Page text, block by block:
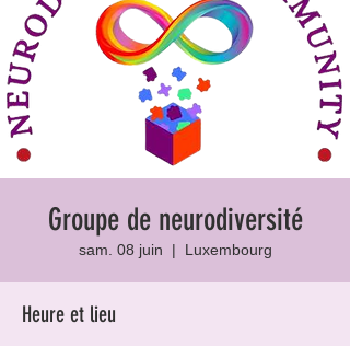
Groupe de neurodiversité
sam. 08 juin
  |
Luxembourg
Heure et lieu